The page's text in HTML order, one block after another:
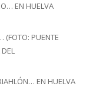
EN HUELVA
(FOTO: PUENTE
EN HUELVA